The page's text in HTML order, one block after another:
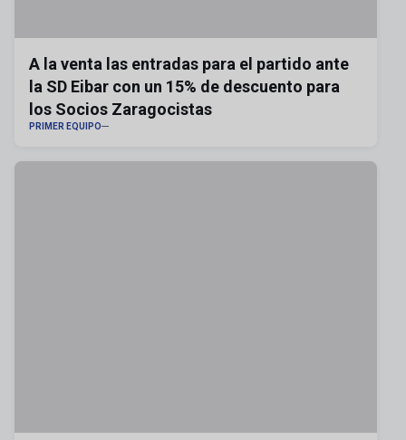
A la venta las entradas para el partido ante
la SD Eibar con un 15% de descuento para
los Socios Zaragocistas
PRIMER EQUIPO